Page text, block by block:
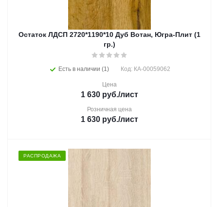
Остаток ЛДСП 2720*1190*10 Дуб Вотан, Югра-Плит (1
гр.)
Есть в наличии (1) Код: КА-00059062
Цена
1 630 руб./лист
Розничная цена
1 630 руб./лист
РАСПРОДАЖА